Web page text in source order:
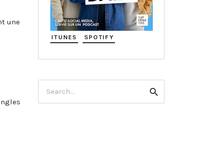
une
ITUNES SPOTIFY
for:
Search